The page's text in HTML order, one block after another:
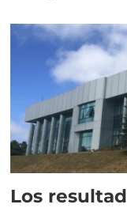
Los